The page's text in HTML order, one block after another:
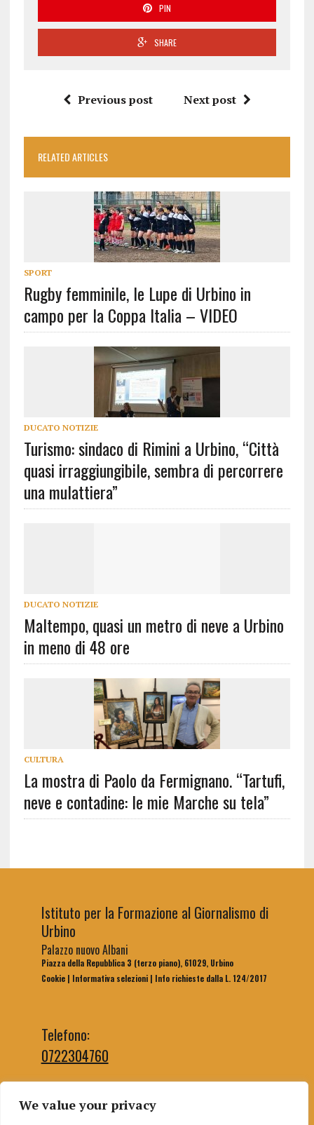
We value your privacy
PIN
SHARE
Previous post Next post
RELATED ARTICLES
SPORT
Rugby femminile, le Lupe di Urbino in
campo per la Coppa Italia – VIDEO
DUCATO NOTIZIE
Turismo: sindaco di Rimini a Urbino, “Città
quasi irraggiungibile, sembra di percorrere
una mulattiera”
DUCATO NOTIZIE
Maltempo, quasi un metro di neve a Urbino
in meno di 48 ore
CULTURA
La mostra di Paolo da Fermignano. “Tartufi,
neve e contadine: le mie Marche su tela”
Istituto per la Formazione al Giornalismo di
Urbino
Palazzo nuovo Albani
Piazza della Repubblica 3 (terzo piano), 61029, Urbino
Cookie| Informativa selezioni| Info richieste dalla L. 124/2017
Telefono:
0722304760
Email segreteria: